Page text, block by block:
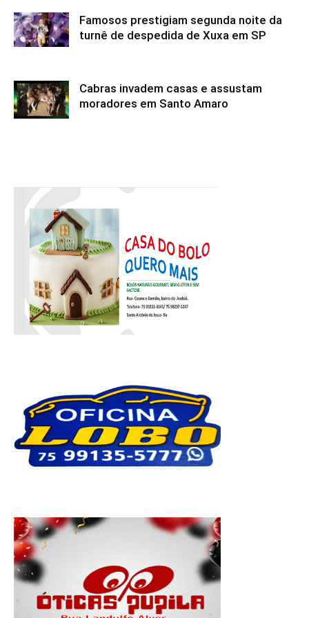
Famosos prestigiam segunda noite da
turnê de despedida de Xuxa em SP
Cabras invadem casas e assustam
moradores em Santo Amaro